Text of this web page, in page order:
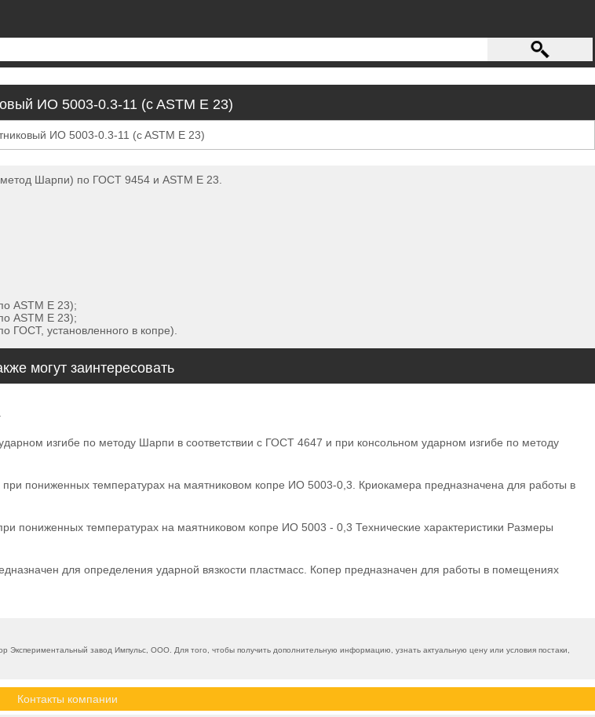
ИО 5003-0.3-11 (c ASTM Е 23)
Шарпи) по ГОСТ 9454 и ASTM Е 23.
ASTM Е 23);
ASTM Е 23);
ГОСТ, установленного в копре).
могут заинтересовать
изгибе по методу Шарпи в соответствии с ГОСТ 4647 и при консольном ударном изгибе по методу
пониженных температурах на маятниковом копре ИО 5003-0,3. Криокамера предназначена для работы в
пониженных температурах на маятниковом копре ИО 5003 - 0,3 Технические характеристики Размеры
для определения ударной вязкости пластмасс. Копер предназначен для работы в помещениях
Экспериментальный завод Импульс, ООО. Для того, чтобы получить дополнительную информацию, узнать актуальную цену или условия постаки,
Контакты компании